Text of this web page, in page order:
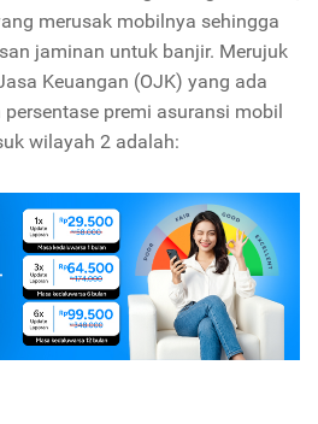
merusak mobilnya sehingga
jaminan untuk banjir. Merujuk
Keuangan (OJK) yang ada
premi asuransi mobil
wilayah 2 adalah: